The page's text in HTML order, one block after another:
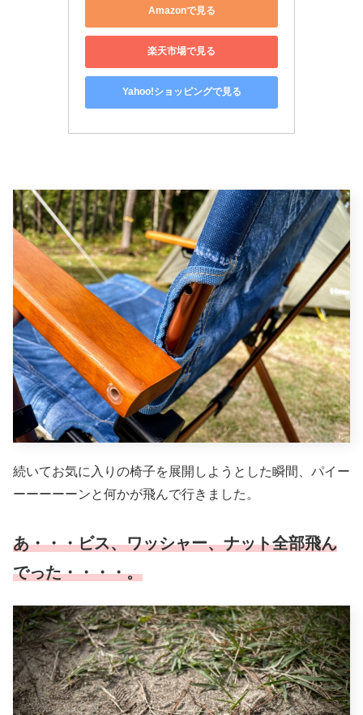
Amazonで見る
楽天市場で見る
Yahoo!ショッピングで見る
続いてお気に入りの椅子を展開しようとした瞬間、パイー
ーーーーーンと何かが飛んで行きました。
あ・・・ビス、ワッシャー、ナット全部飛ん
でった・・・・。